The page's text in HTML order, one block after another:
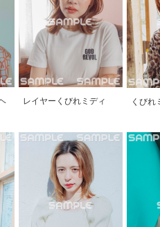
レイヤーくびれミディ くびれ